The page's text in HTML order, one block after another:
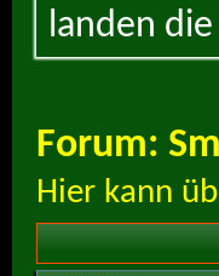
landen
Forum:
Hier kann